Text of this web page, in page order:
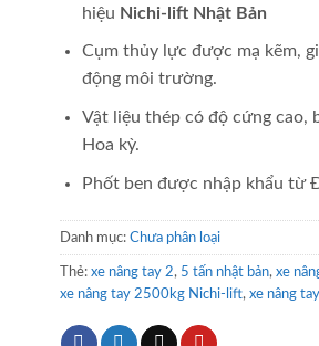
hiệu Nichi-lift Nhật Bản
Cụm thủy lực được mạ kẽm,
động môi trường.
Vật liệu thép có độ cứng cao,
Hoa kỳ.
Phốt ben được nhập khẩu từ
Danh mục: Chưa phân loại
Thẻ: xe nâng tay 2, 5 tấn nhật bản, xe
xe nâng tay 2500kg Nichi-lift, xe nâng